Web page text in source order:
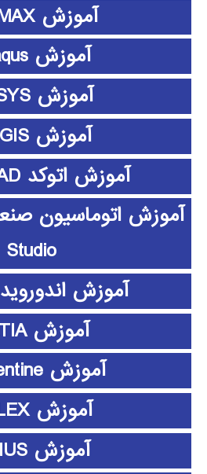
آموزش 3D MAX
آموزش abaqus
آموزش ANSYS
آموزش ArcGIS
آموزش اتوکد AUTOCAD
Studio
آموزش اندوروید android
آموزش CATIA
آموزش clementine
آموزش CPLEX
آموزش EDIUS